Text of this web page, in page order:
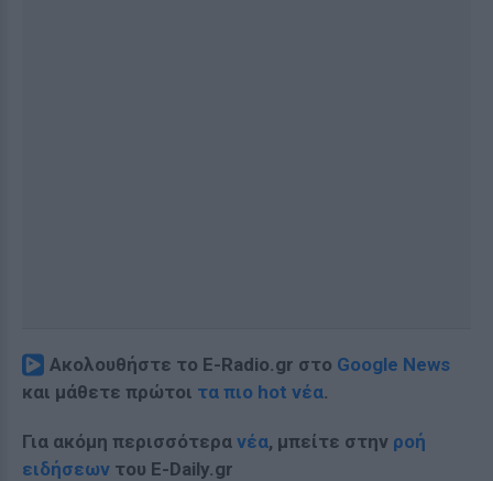
Ακολουθήστε το E-Radio.gr στο Google News
και μάθετε πρώτοι τα πιο hot νέα.
Για ακόμη περισσότερα νέα, μπείτε στην ροή
ειδήσεων του E-Daily.gr